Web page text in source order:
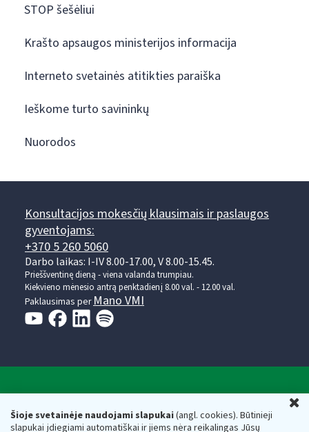
Šioje svetainėje naudojami slapukai(angl. cookies). Būtinieji
slapukai įdiegiami automatiškai ir jiems nėra reikalingas Jūsų
STOP šešėliui
Krašto apsaugos ministerijos informacija
Interneto svetainės atitikties paraiška
Ieškome turto savininkų
Nuorodos
Konsultacijos mokesčių klausimais ir paslaugos
gyventojams:
+370 5 260 5060
Darbo laikas: I-IV 8.00-17.00, V 8.00-15.45.
Prieššventinę dieną - viena valanda trumpiau.
Kiekvieno mėnesio antrą penktadienį 8.00 val. - 12.00 val.
Paklausimas per Mano VMI
Respublikos finansų ministerijos